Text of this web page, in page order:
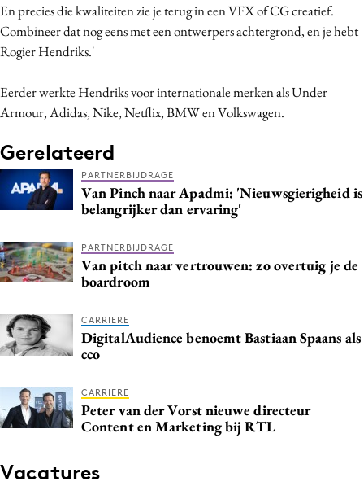
Craft
Customer Experience
Data & Insights
Design
Digital transformation
Effectiviteit
Gedragsverandering
Influencer marketing
Martech
Media
PR
Programmatic
Reputatie & crisis
En precies die kwaliteiten zie je terug in een VFX of CG creatief.
Combineer dat nog eens met een ontwerpers achtergrond, en je hebt
Rogier Hendriks.'
Eerder werkte Hendriks voor internationale merken als Under
Armour, Adidas, Nike, Netflix, BMW en Volkswagen.
Gerelateerd
PARTNERBIJDRAGE
Van Pinch naar Apadmi: 'Nieuwsgierigheid is
belangrijker dan ervaring'
PARTNERBIJDRAGE
Van pitch naar vertrouwen: zo overtuig je de
boardroom
CARRIERE
DigitalAudience benoemt Bastiaan Spaans als
cco
CARRIERE
Peter van der Vorst nieuwe directeur
Content en Marketing bij RTL
Vacatures